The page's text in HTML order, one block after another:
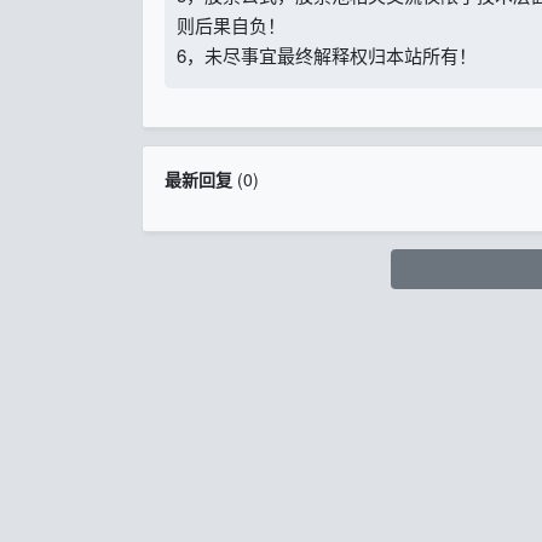
则后果自负！
6，未尽事宜最终解释权归本站所有！
最新回复(0)